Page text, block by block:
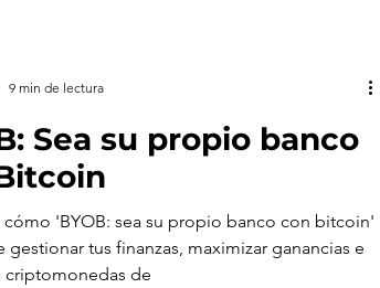
Sea su propio banco
cómo 'BYOB: sea su propio banco con bitcoin'
gestionar tus finanzas, maximizar ganancias e
criptomonedas de
9 min de lectura